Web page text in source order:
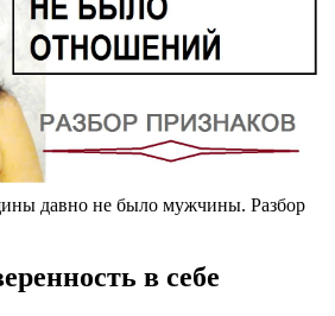
давно не было мужчины. Разбор
в себе